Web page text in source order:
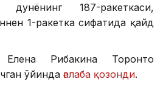
187-ракеткаси,
1-ракетка сифатида қайд
Рибакина Торонто
ўйинда ғалаба қозонди.